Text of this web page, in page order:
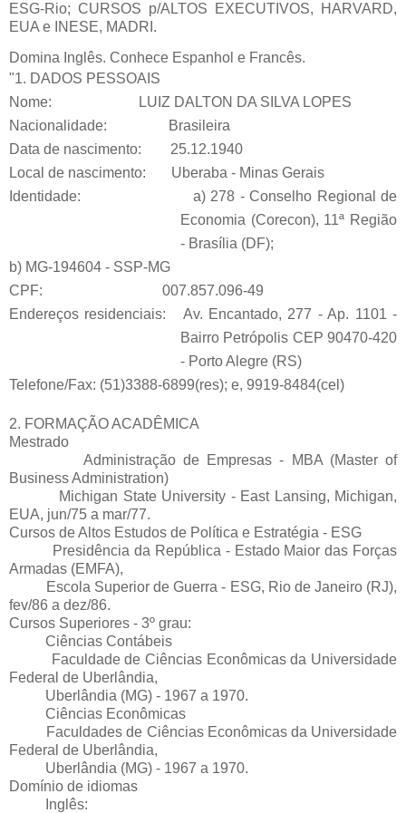
ESG-Rio; CURSOS p/ALTOS EXECUTIVOS, HARVARD,
EUA e INESE, MADRI.
Domina Inglês. Conhece Espanhol e Francês.
"1. DADOS PESSOAIS
Nome: LUIZ DALTON DA SILVA LOPES
Nacionalidade: Brasileira
Data de nascimento: 25.12.1940
Local de nascimento: Uberaba - Minas Gerais
Identidade: a) 278 - Conselho Regional de
Economia (Corecon), 11ª Região
- Brasília (DF);
b) MG-194604 - SSP-MG
CPF: 007.857.096-49
Endereços residenciais: Av. Encantado, 277 - Ap. 1101 -
Bairro Petrópolis CEP 90470-420
- Porto Alegre (RS)
Telefone/Fax: (51)3388-6899(res); e, 9919-8484(cel)
2. FORMAÇÃO ACADÊMICA
Mestrado
Administração de Empresas - MBA (Master of
Business Administration)
Michigan State University - East Lansing, Michigan,
EUA, jun/75 a mar/77.
Cursos de Altos Estudos de Política e Estratégia - ESG
Presidência da República - Estado Maior das Forças
Armadas (EMFA),
Escola Superior de Guerra - ESG, Rio de Janeiro (RJ),
fev/86 a dez/86.
Cursos Superiores - 3º grau:
Ciências Contábeis
Faculdade de Ciências Econômicas da Universidade
Federal de Uberlândia,
Uberlândia (MG) - 1967 a 1970.
Ciências Econômicas
Faculdades de Ciências Econômicas da Universidade
Federal de Uberlândia,
Uberlândia (MG) - 1967 a 1970.
Domínio de idiomas
Inglês: